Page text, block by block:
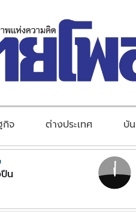
กิจ ต่างประเทศ บั
น